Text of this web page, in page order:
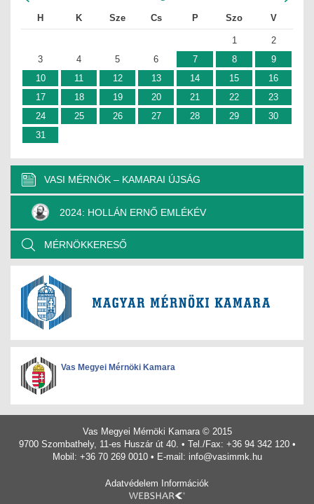
H K Sze Cs P Szo V
1
2
3
4 5 6 7 8
9
10
11 12 13 14 15
16
17
18 19 20 21 22
23
24
25 26 27 28 29
30
31
VASI MÉRNÖK – KAMARAI ÚJSÁG
2024: HOLLÁN ERNŐ EMLÉKÉV
MÉRNÖKKERESŐ
Vas Megyei Mérnöki Kamara
Vas Megyei Mérnöki Kamara © 2015
9700 Szombathely, 11-es Huszár út 40. • Tel./Fax: +36 94 342 120 •
Mobil: +36 70 269 0010 • E-mail: info@vasimmk.hu
Adatvédelem Információk